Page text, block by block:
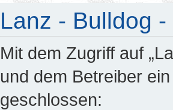
Lanz - Bulldog
Mit dem Zugriff auf
und dem Betreiber
geschlossen: